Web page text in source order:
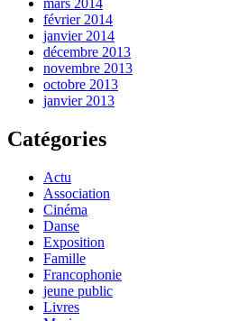
mars 2014
février 2014
janvier 2014
décembre 2013
novembre 2013
octobre 2013
janvier 2013
Catégories
Actu
Association
Cinéma
Danse
Exposition
Famille
Francophonie
jeune public
Livres